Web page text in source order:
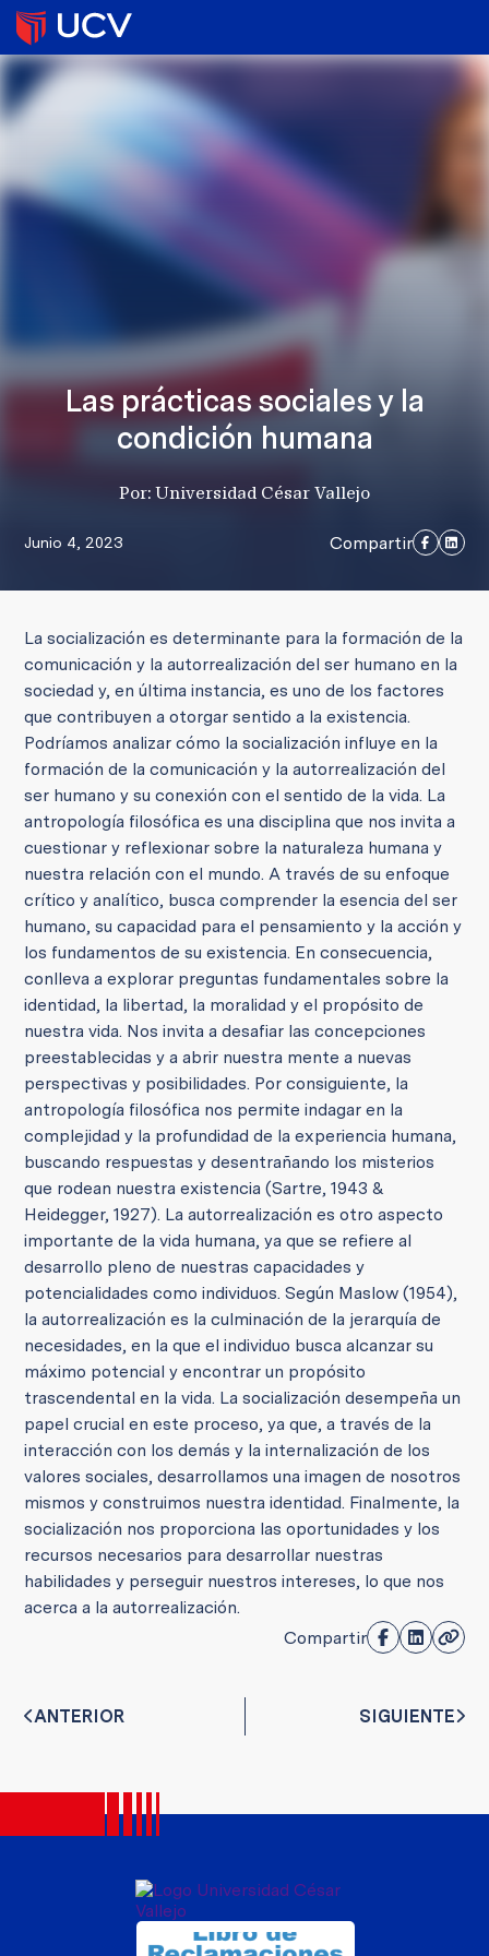
Las prácticas sociales y la
condición humana
Por: Universidad César Vallejo
Junio 4, 2023 Compartir
La socialización es determinante para la formación de la
comunicación y la autorrealización del ser humano en la
sociedad y, en última instancia, es uno de los factores
que contribuyen a otorgar sentido a la existencia.
Podríamos analizar cómo la socialización influye en la
formación de la comunicación y la autorrealización del
ser humano y su conexión con el sentido de la vida. La
antropología filosófica es una disciplina que nos invita a
cuestionar y reflexionar sobre la naturaleza humana y
nuestra relación con el mundo. A través de su enfoque
crítico y analítico, busca comprender la esencia del ser
humano, su capacidad para el pensamiento y la acción y
los fundamentos de su existencia. En consecuencia,
conlleva a explorar preguntas fundamentales sobre la
identidad, la libertad, la moralidad y el propósito de
nuestra vida. Nos invita a desafiar las concepciones
preestablecidas y a abrir nuestra mente a nuevas
perspectivas y posibilidades. Por consiguiente, la
antropología filosófica nos permite indagar en la
complejidad y la profundidad de la experiencia humana,
buscando respuestas y desentrañando los misterios
que rodean nuestra existencia (Sartre, 1943 &
Heidegger, 1927). La autorrealización es otro aspecto
importante de la vida humana, ya que se refiere al
desarrollo pleno de nuestras capacidades y
potencialidades como individuos. Según Maslow (1954),
la autorrealización es la culminación de la jerarquía de
necesidades, en la que el individuo busca alcanzar su
máximo potencial y encontrar un propósito
trascendental en la vida. La socialización desempeña un
papel crucial en este proceso, ya que, a través de la
interacción con los demás y la internalización de los
valores sociales, desarrollamos una imagen de nosotros
mismos y construimos nuestra identidad. Finalmente, la
socialización nos proporciona las oportunidades y los
recursos necesarios para desarrollar nuestras
habilidades y perseguir nuestros intereses, lo que nos
acerca a la autorrealización.
Compartir
ANTERIOR SIGUIENTE